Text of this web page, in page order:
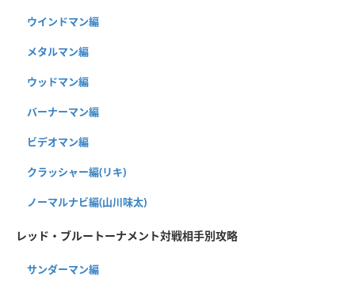
ウインドマン編
メタルマン編
ウッドマン編
バーナーマン編
ビデオマン編
クラッシャー編(リキ)
ノーマルナビ編(山川味太)
レッド・ブルートーナメント対戦相手別攻略
サンダーマン編